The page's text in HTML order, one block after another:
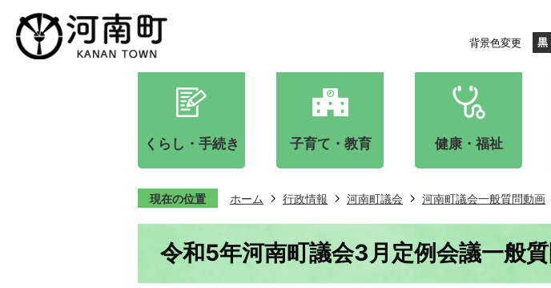
背景色変更
くらし・手続き 子育て・教育 健康・福祉
現在の位置 ホーム 行政情報 河南町議会 河南町議会一般質問動画
令和5年河南町議会3月定例会議一般